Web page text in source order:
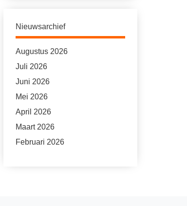
Nieuwsarchief
Augustus 2026
Juli 2026
Juni 2026
Mei 2026
April 2026
Maart 2026
Februari 2026